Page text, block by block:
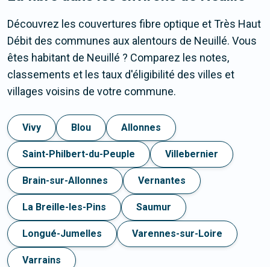
Découvrez les couvertures fibre optique et Très Haut
Débit des communes aux alentours de Neuillé. Vous
êtes habitant de Neuillé ? Comparez les notes,
classements et les taux d'éligibilité des villes et
villages voisins de votre commune.
Vivy Blou Allonnes
Saint-Philbert-du-Peuple Villebernier
Brain-sur-Allonnes Vernantes
La Breille-les-Pins Saumur
Longué-Jumelles Varennes-sur-Loire
Varrains